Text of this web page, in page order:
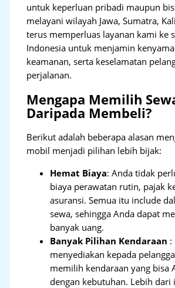
untuk keperluan pribadi maupun
melayani wilayah Jawa, Sumatra,
terus memperluas layanan kami ke
Indonesia untuk menjamin
keamanan, serta keselamatan
perjalanan.
Mengapa Memilih
Daripada Membeli?
Berikut adalah beberapa alasan
mobil menjadi pilihan lebih bijak:
Hemat Biaya: Anda tidak
biaya perawatan rutin, pajak
asuransi. Semua itu include
sewa, sehingga Anda dapat
banyak uang.
Banyak Pilihan Kendaraan :
menyediakan kepada
memilih kendaraan yang bisa
dengan kebutuhan. Lebih dari